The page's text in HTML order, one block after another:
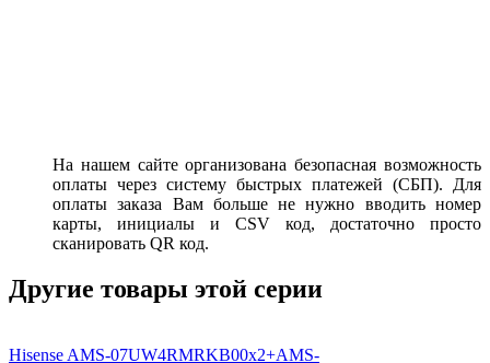
На нашем сайте организована безопасная возможность
оплаты через систему быстрых платежей (СБП). Для
оплаты заказа Вам больше не нужно вводить номер
карты, инициалы и CSV код, достаточно просто
сканировать QR код.
Другие товары этой серии
Hisense AMS-07UW4RMRKB00х2+AMS-